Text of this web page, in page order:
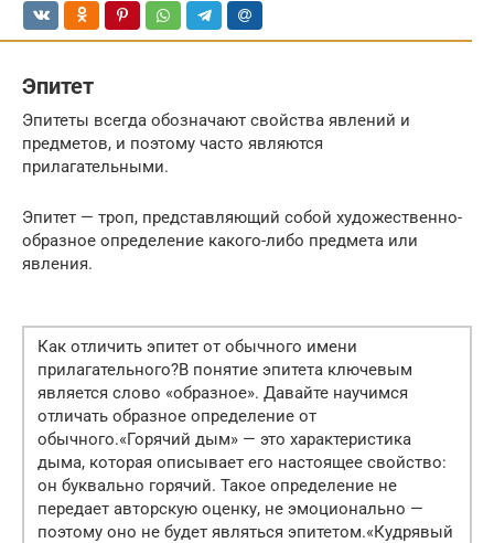
Эпитет
Эпитеты всегда обозначают свойства явлений и
предметов, и поэтому часто являются
прилагательными.
Эпитет — троп, представляющий собой художественно-
образное определение какого-либо предмета или
явления.
Как отличить эпитет от обычного имени
прилагательного?В понятие эпитета ключевым
является слово «образное». Давайте научимся
отличать образное определение от
обычного.«Горячий дым» — это характеристика
дыма, которая описывает его настоящее свойство:
он буквально горячий. Такое определение не
передает авторскую оценку, не эмоционально —
поэтому оно не будет являться эпитетом.«Кудрявый